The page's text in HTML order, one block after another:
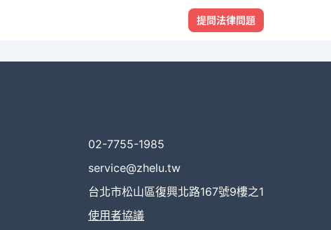
提問法律問題
02-7755-1985
service@zhelu.tw
台北市松山區復興北路167號9樓之1
使用者協議